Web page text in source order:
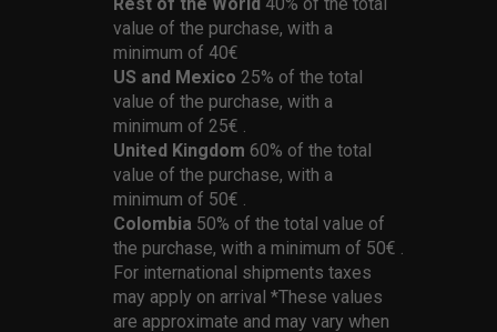
value of the purchase, with a
minimum of 40€
US and Mexico 25% of the total
value of the purchase, with a
minimum of 25€ .
United Kingdom 60% of the total
value of the purchase, with a
minimum of 50€ .
Colombia 50% of the total value of
the purchase, with a minimum of 50€ .
For international shipments taxes
may apply on arrival *These values
are approximate and may vary when